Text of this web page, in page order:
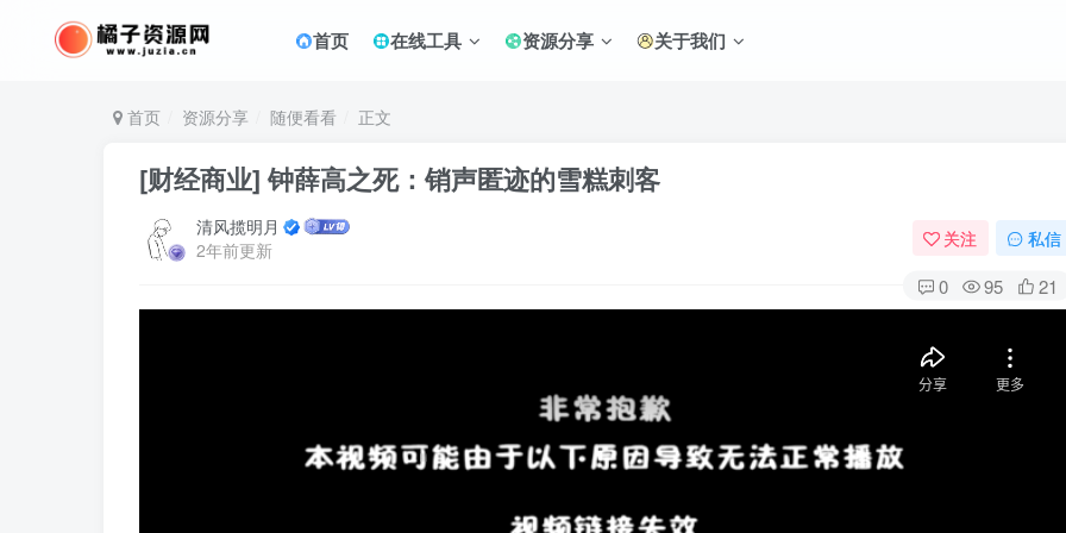
首页 在线工具 资源分享 关于我们
首页 资源分享 随便看看 正文
[财经商业] 钟薛高之死：销声匿迹的雪糕刺客
清风揽明月
2年前更新
关注 私信
0 95 21